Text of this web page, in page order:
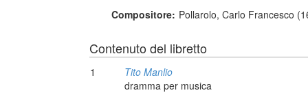
Compositore: Pollarolo, Carlo Francesco
Contenuto del libretto
1
Tito Manlio
dramma per musica